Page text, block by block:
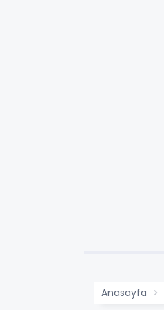
Anasayfa